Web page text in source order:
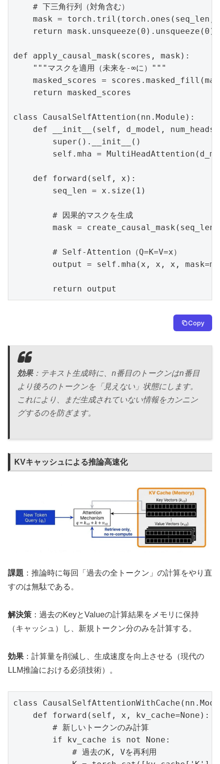
    # 下三角行列（対角含む）
mask = torch.tril(torch.ones(seq_len,
return mask.unsqueeze(0).unsqueeze(0)
def apply_causal_mask(scores, mask):
    """マスクを適用（未来を-∞に）"""
masked_scores =
    return masked_scores
class CausalSelfAttention(nn.Module):
def __init__(self, d_model,
        super().__init__()
self.mha =
    def forward(self, x):
        seq_len = x.size(1)
        # 因果的マスクを生成
mask =
        # Self-Attention（Q=K=V=x）
output = self.mha(x, x, x,
        return output
Copy
効果：テキスト生成時に、 n番目のトークンはn番目
より後ろのトークンを「見えない」状態にします。
これにより、まだ生成されていない情報をカンニン
グするのを防ぎます。
KVキャッシュによる推論高速化
課題 ：推論時に毎回「過去の全トークン」の計算をやり直
すのは無駄である。
解決策 ：過去のKeyとValueの計算結果をメモリに保持
（キャッシュ）し、新規トークン分のみを計算する。
効果 ：計算量を削減し、生成速度を向上させる（現代の
LLM推論における必須技術）。
class
    def forward(self, x, kv_cache=None):
        # 新しいトークンのみ計算
        if kv_cache is not None:
            # 過去のK, Vを再利用